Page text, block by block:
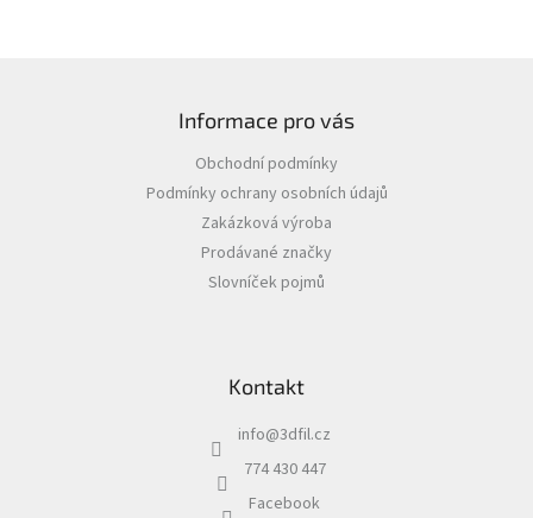
Informace pro vás
Obchodní podmínky
Podmínky ochrany osobních údajů
Zakázková výroba
Prodávané značky
Slovníček pojmů
Kontakt
info@3dfil.cz
774 430 447
Facebook